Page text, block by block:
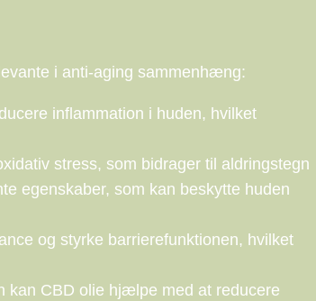
i anti-aging sammenhæng:
inflammation i huden, hvilket
stress, som bidrager til aldringstegn
egenskaber, som kan beskytte huden
og styrke barrierefunktionen, hvilket
kan CBD olie hjælpe med at reducere